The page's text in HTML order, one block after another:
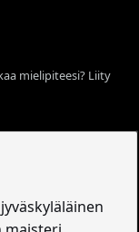
mielipiteesi? Liity